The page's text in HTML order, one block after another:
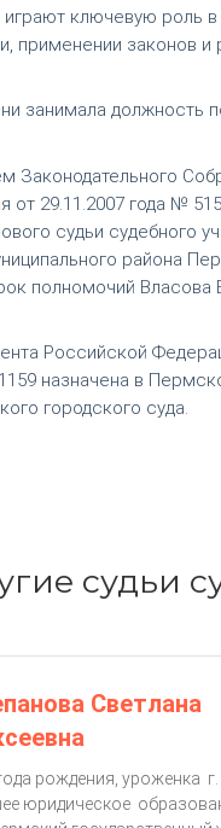
играют ключевую роль
применении законов и
занимала должность
Законодательного
от 29.11.2007 года №
судьи судебного
района
полномочий Власова
Российской
назначена в
городского суда.
судьи
Светлана
рождения, уроженка г.
юридическое